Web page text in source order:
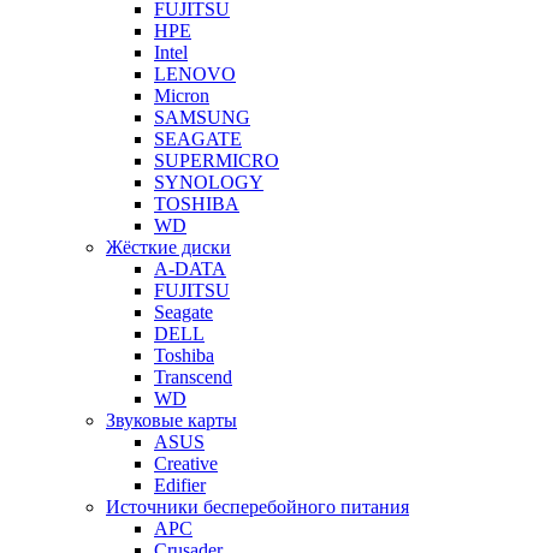
FUJITSU
HPE
Intel
LENOVO
Micron
SAMSUNG
SEAGATE
SUPERMICRO
SYNOLOGY
TOSHIBA
WD
Жёсткие диски
A-DATA
FUJITSU
Seagate
DELL
Toshiba
Transcend
WD
Звуковые карты
ASUS
Creative
Edifier
Источники бесперебойного питания
APC